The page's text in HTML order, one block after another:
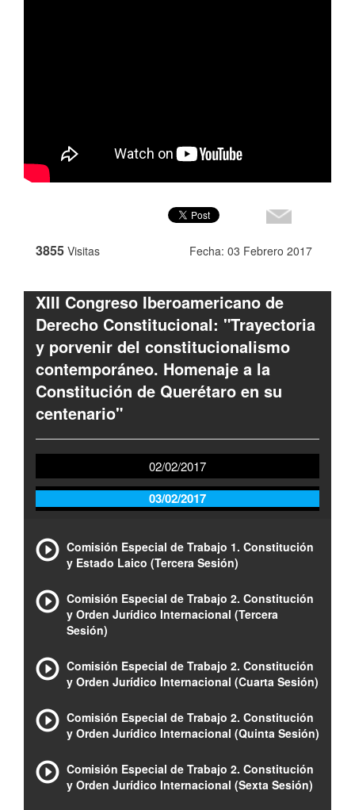
3855 Visitas Fecha: 03 Febrero 2017
XIII Congreso Iberoamericano de
Derecho Constitucional: "Trayectoria
y porvenir del constitucionalismo
contemporáneo. Homenaje a la
Constitución de Querétaro en su
centenario"
02/02/2017
03/02/2017
Comisión Especial de Trabajo 1. Constitución
y Estado Laico (Tercera Sesión)
Comisión Especial de Trabajo 2. Constitución
y Orden Jurídico Internacional (Tercera
Sesión)
Comisión Especial de Trabajo 2. Constitución
y Orden Jurídico Internacional (Cuarta Sesión)
Comisión Especial de Trabajo 2. Constitución
y Orden Jurídico Internacional (Quinta Sesión)
Comisión Especial de Trabajo 2. Constitución
y Orden Jurídico Internacional (Sexta Sesión)